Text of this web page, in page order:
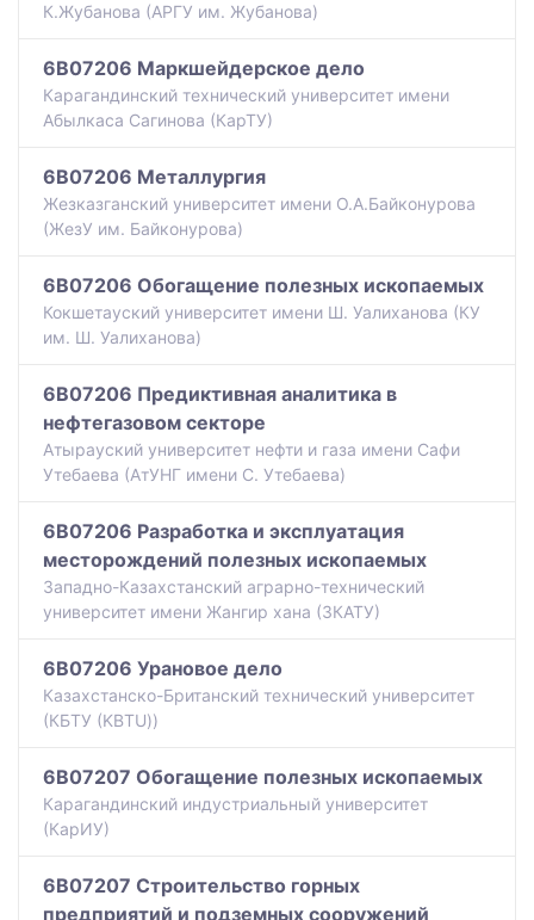
К.Жубанова (АРГУ им. Жубанова)
6B07206 Маркшейдерское дело
Карагандинский технический университет имени
Абылкаса Сагинова (КарТУ)
6B07206 Металлургия
Жезказганский университет имени О.А.Байконурова
(ЖезУ им. Байконурова)
6B07206 Обогащение полезных ископаемых
Кокшетауский университет имени Ш. Уалиханова (КУ
им. Ш. Уалиханова)
6B07206 Предиктивная аналитика в
нефтегазовом секторе
Атырауский университет нефти и газа имени Сафи
Утебаева (АтУНГ имени С. Утебаева)
6B07206 Разработка и эксплуатация
месторождений полезных ископаемых
Западно-Казахстанский аграрно-технический
университет имени Жангир хана (ЗКАТУ)
6B07206 Урановое дело
Казахстанско-Британский технический университет
(КБТУ (KBTU))
6B07207 Обогащение полезных ископаемых
Карагандинский индустриальный университет
(КарИУ)
6B07207 Строительство горных
предприятий и подземных сооружений